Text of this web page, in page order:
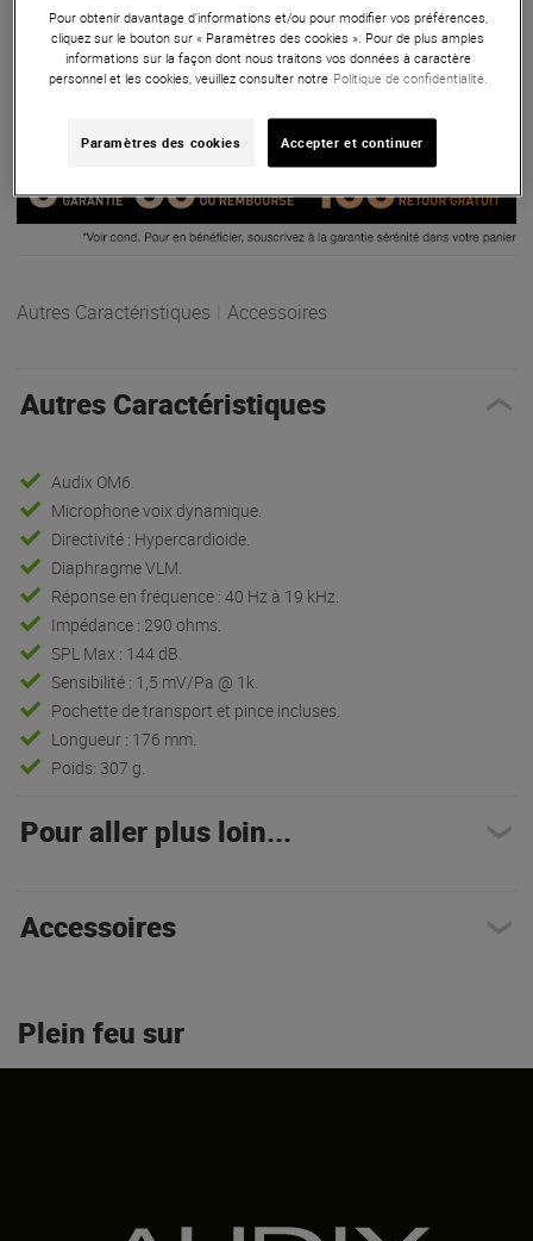
manipulation, et une réjection hors axe supérieure.
ARTICLE N° 61779
Autres Caractéristiques Accessoires
Autres Caractéristiques
Audix OM6.
Microphone voix dynamique.
Directivité : Hypercardioide.
Diaphragme VLM.
Réponse en fréquence : 40 Hz à 19 kHz.
Impédance : 290 ohms.
SPL Max : 144 dB.
Sensibilité : 1,5 mV/Pa @ 1k.
Pochette de transport et pince incluses.
Longueur : 176 mm.
Poids: 307 g.
Pour aller plus loin...
Accessoires
Plein feu sur
Pour obtenir davantage d'informations et/ou pour modifier vos préférences,
cliquez sur le bouton sur « Paramètres des cookies ». Pour de plus amples
informations sur la façon dont nous traitons vos données à caractère
personnel et les cookies, veuillez consulter notre Politique de confidentialité.
Paramètres des cookies Accepter et continuer